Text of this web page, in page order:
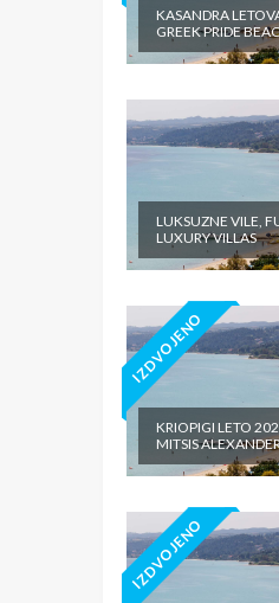
KASANDRA
GREEK PRIDE
LUKSUZNE VILE,
LUXURY VILLAS
IZDVOJENO
KRIOPIGI LETO
MITSIS
IZDVOJENO